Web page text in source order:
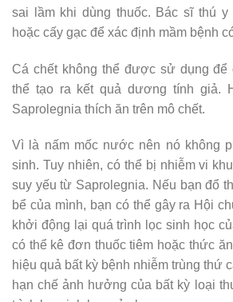
sai lầm khi dùng thuốc. Bác sĩ thú y
hoặc cấy gạc để xác định mầm bệnh
Cá chết không thể được sử dụng để
thể tạo ra kết quả dương tính giả.
Saprolegnia thích ăn trên mô chết.
Vì là nấm mốc nước nên nó không
sinh. Tuy nhiên, có thể bị nhiễm vi
suy yếu từ Saprolegnia. Nếu bạn đổ
bể của mình, bạn có thể gây ra Hội
khởi động lại quá trình lọc sinh học
có thể kê đơn thuốc tiêm hoặc thức
hiệu quả bất kỳ bệnh nhiễm trùng thứ
hạn chế ảnh hưởng của bất kỳ loại